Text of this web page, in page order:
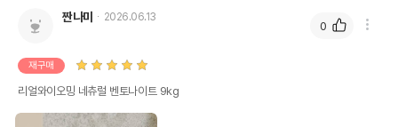
짠나미 2026.06.13
재구매
리얼와이오밍 네츄럴 벤토나이트 9kg
0